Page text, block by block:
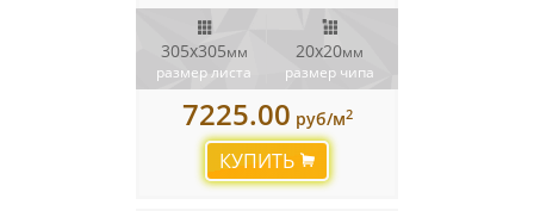
305х305мм
размер листа
20х20мм
размер чипа
7225.00 руб/м2
КУПИТЬ